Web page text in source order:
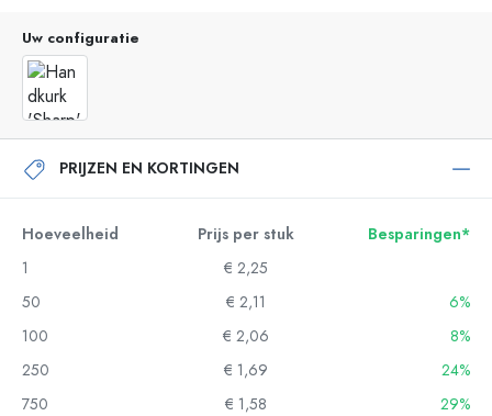
Uw configuratie
PRIJZEN EN KORTINGEN
Hoeveelheid Prijs per stuk
Besparingen*
1
€ 2,25
50
€ 2,11
6%
100
€ 2,06
8%
250
€ 1,69
24%
750
€ 1,58
29%